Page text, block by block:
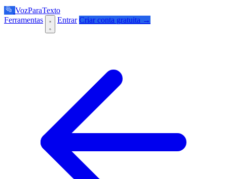
VozParaTexto
Ferramentas
Entrar Criar conta gratuita →